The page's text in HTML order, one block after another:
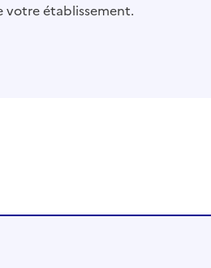
votre établissement.